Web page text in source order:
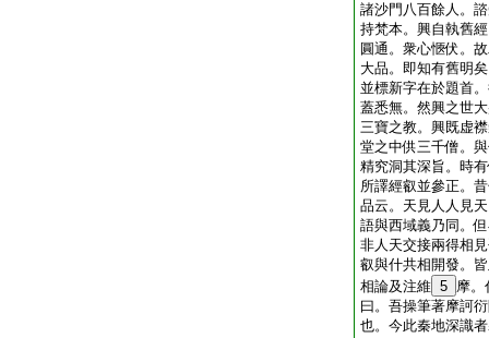
諸沙門八百餘人。
持梵本。興自執舊
圓通。衆心愜伏。
大品。即知有舊明
並標新字在於題首
蓋悉無。然興之世
三寶之教。興既虚
堂之中供三千僧。
精究洞其深旨。時
所譯經叡並參正。
品云。天見人人見
語與西域義乃同。
非人天交接兩得相
叡與什共相開發。
相論及注維 5 摩。
曰。吾操筆著摩訶
也。今此秦地深識